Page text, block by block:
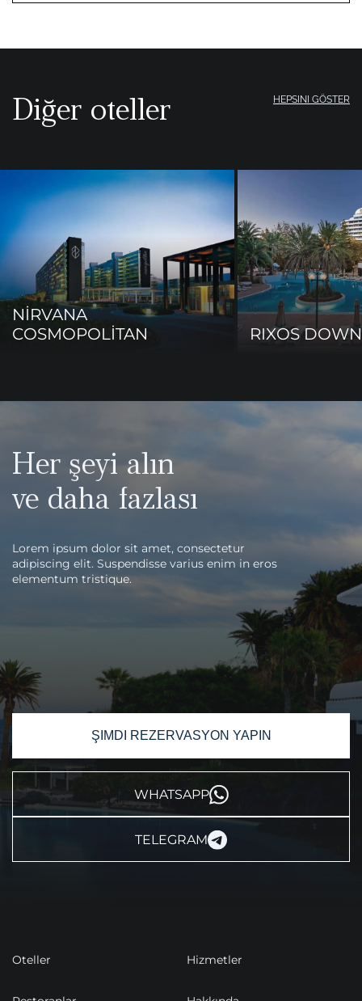
Diğer oteller HEPSINI GÖSTER
NİRVANA
COSMOPOLİTAN
RIXOS
Her şeyi alın
ve daha fazlası
Lorem ipsum dolor sit amet, consectetur
adipiscing elit. Suspendisse varius enim in eros
elementum tristique.
ŞIMDI REZERVASYON YAPIN
WHATSAPP
TELEGRAM
Oteller Hizmetler